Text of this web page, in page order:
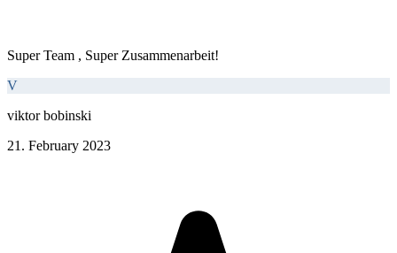
Super Team , Super Zusammenarbeit!
V
viktor bobinski
21. February 2023